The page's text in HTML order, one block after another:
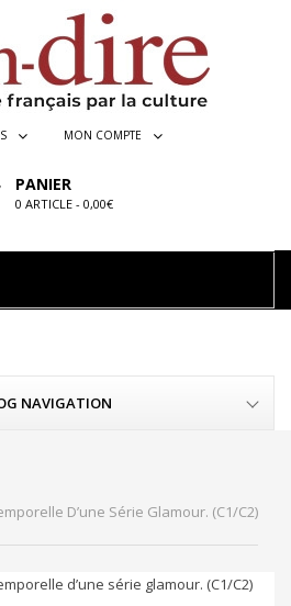
MON COMPTE
PANIER
0 ARTICLE - 0,00€
NAVIGATION
D’une Série Glamour. (C1/C2)